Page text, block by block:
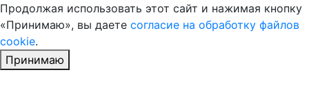
Продолжая использовать этот сайт и нажимая кнопку
«Принимаю», вы даете согласие на обработку файлов
cookie.
Принимаю